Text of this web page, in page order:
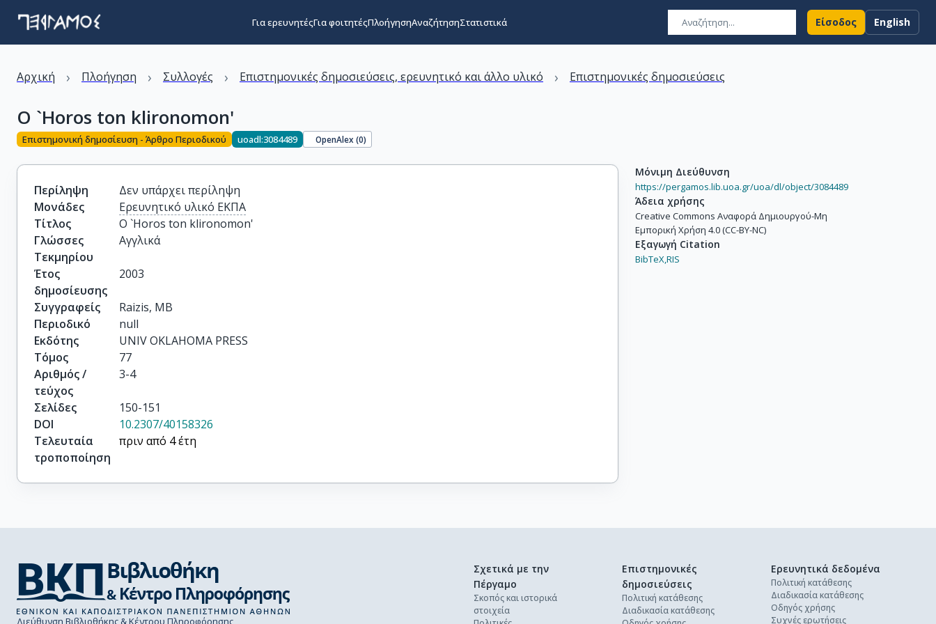
Για ερευνητέςΓια φοιτητέςΠλοήγησηΑναζήτησηΣτατιστικά Είσοδος English
Αρχική › Πλοήγηση › Συλλογές › Επιστημονικές δημοσιεύσεις, ερευνητικό και άλλο υλικό › Επιστημονικές δημοσιεύσεις
O `Horos ton klironomon'
Επιστημονική δημοσίευση - Άρθρο Περιοδικού uoadl:3084489 OpenAlex (0)
Περίληψη
Δεν υπάρχει περίληψη
Μονάδες
Ερευνητικό υλικό ΕΚΠΑ
Τίτλος
O `Horos ton klironomon'
Γλώσσες
Τεκμηρίου
Αγγλικά
Έτος
δημοσίευσης
2003
Συγγραφείς
Raizis, MB
Περιοδικό
null
Εκδότης
UNIV OKLAHOMA PRESS
Τόμος
77
Αριθμός /
τεύχος
3-4
Σελίδες
150-151
DOI
10.2307/40158326
Τελευταία
τροποποίηση
πριν από 4 έτη
Μόνιμη Διεύθυνση
https://pergamos.lib.uoa.gr/uoa/dl/object/3084489
Άδεια χρήσης
Creative Commons Αναφορά Δημιουργού-Μη
Εμπορική Χρήση 4.0 (CC-BY-NC)
Εξαγωγή Citation
BibTeX,RIS
Διεύθυνση Βιβλιοθήκης & Κέντρου Πληροφόρησης
Σχετικά με την
Πέργαμο
Σκοπός και ιστορικά
στοιχεία
Επιστημονικές
δημοσιεύσεις
Πολιτική κατάθεσης
Διαδικασία κατάθεσης
Ερευνητικά δεδομένα
Πολιτική κατάθεσης
Διαδικασία κατάθεσης
Οδηγός χρήσης
Συχνές ερωτήσεις